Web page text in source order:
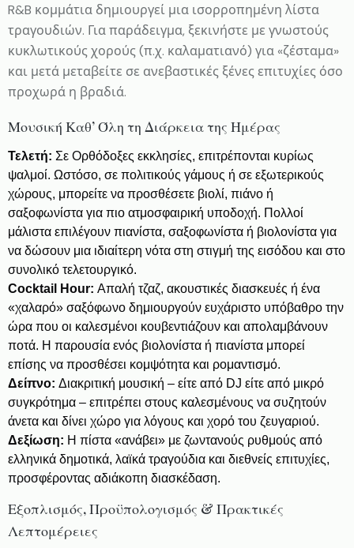
R&B κομμάτια δημιουργεί μια ισορροπημένη λίστα
τραγουδιών. Για παράδειγμα, ξεκινήστε με γνωστούς
κυκλωτικούς χορούς (π.χ. καλαματιανό) για «ζέσταμα»
και μετά μεταβείτε σε ανεβαστικές ξένες επιτυχίες όσο
προχωρά η βραδιά.
Μουσική Καθ’ Όλη τη Διάρκεια της Ημέρας
Τελετή: Σε Ορθόδοξες εκκλησίες, επιτρέπονται κυρίως
ψαλμοί. Ωστόσο, σε πολιτικούς γάμους ή σε εξωτερικούς
χώρους, μπορείτε να προσθέσετε βιολί, πιάνο ή
σαξοφωνίστα για πιο ατμοσφαιρική υποδοχή. Πολλοί
μάλιστα επιλέγουν πιανίστα, σαξοφωνίστα ή βιολονίστα για
να δώσουν μια ιδιαίτερη νότα στη στιγμή της εισόδου και στο
συνολικό τελετουργικό.
Cocktail Hour: Απαλή τζαζ, ακουστικές διασκευές ή ένα
«χαλαρό» σαξόφωνο δημιουργούν ευχάριστο υπόβαθρο την
ώρα που οι καλεσμένοι κουβεντιάζουν και απολαμβάνουν
ποτά. Η παρουσία ενός βιολονίστα ή πιανίστα μπορεί
επίσης να προσθέσει κομψότητα και ρομαντισμό.
Δείπνο: Διακριτική μουσική – είτε από DJ είτε από μικρό
συγκρότημα – επιτρέπει στους καλεσμένους να συζητούν
άνετα και δίνει χώρο για λόγους και χορό του ζευγαριού.
Δεξίωση: Η πίστα «ανάβει» με ζωντανούς ρυθμούς από
ελληνικά δημοτικά, λαϊκά τραγούδια και διεθνείς επιτυχίες,
προσφέροντας αδιάκοπη διασκέδαση.
Εξοπλισμός, Προϋπολογισμός & Πρακτικές
Λεπτομέρειες